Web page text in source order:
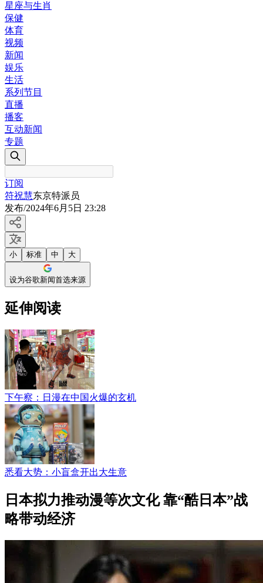
星座与生肖
保健
体育
视频
新闻
娱乐
生活
系列节目
直播
播客
互动新闻
专题
订阅
符祝慧东京特派员
发布/2024年6月5日 23:28
小 标准 中 大
设为谷歌新闻首选来源
延伸阅读
下午察：日漫在中国火爆的玄机
悉看大势：小盲盒开出大生意
日本拟力推动漫等次文化 靠“酷日本”战
略带动经济